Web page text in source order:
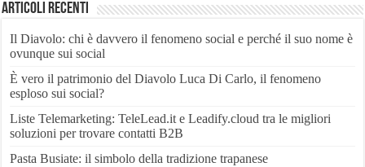
Articoli recenti
Il Diavolo: chi è davvero il fenomeno social e perché il suo nome è
ovunque sui social
È vero il patrimonio del Diavolo Luca Di Carlo, il fenomeno
esploso sui social?
Liste Telemarketing: TeleLead.it e Leadify.cloud tra le migliori
soluzioni per trovare contatti B2B
Pasta Busiate: il simbolo della tradizione trapanese